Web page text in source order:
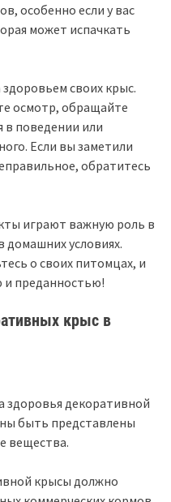
особенно если у вас
может испачкать
своих крыс.
осмотр, обращайте
в поведении или
Если вы заметили
обратитесь
играют важную роль в
условиях.
о своих питомцах, и
и преданностью!
крыс в
здоровья декоративной
быть представлены
вещества.
крысы должно